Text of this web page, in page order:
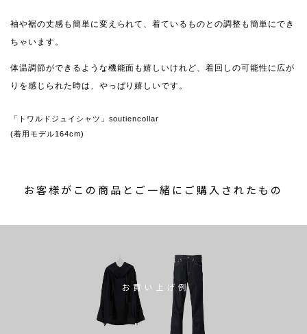
袖や裾の丈感も簡単に変えられて、着ているものとの調整も簡単にでき
ちゃいます。
体温調節ができるような機能面も嬉しいけれど、着回しの可能性に広が
りを感じられた時は、やっぱり嬉しいです。
「トワルドジュイシャツ」soutiencollar
(着用モデル164cm)
お客様がこの商品とご一緒にご購入されたもの